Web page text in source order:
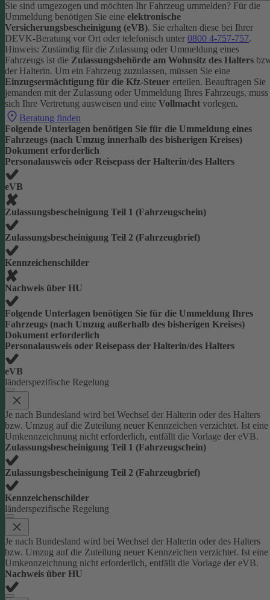
Sie sind umgezogen und möchten Ihr Fahrzeug ummelden? Für die
Ummeldung benötigen Sie eine elektronische
Versicherungsbescheinigung (eVB). Sie erhalten diese bei Ihrer
DEVK-Beratung vor Ort oder telefonisch unter 0800 4-757-757.
Hinweis: Zuständig für die Zulassung oder Ummeldung eines
Fahrzeugs ist die Zulassungsbehörde am Wohnsitz des Halters
der Halterin. Um ein Fahrzeug zuzulassen, müssen Sie eine
Einzugsermächtigung für die Kfz-Steuer erteilen. Beauftragen Sie
jemanden mit der Zulassung oder Ummeldung Ihres Fahrzeugs, muss
sich Ihre Vertretung ausweisen und eine Vollmacht vorlegen.
Beratung finden
Folgende Unterlagen benötigen Sie für die Ummeldung eines
Fahrzeugs (nach Umzug innerhalb des bisherigen Kreises)
Dokument erforderlich
Personalausweis oder Reisepass der Halterin/des Halters
eVB
Zulassungsbescheinigung Teil 1 (Fahrzeugschein)
Zulassungsbescheinigung Teil 2 (Fahrzeugbrief)
Kennzeichenschilder
Nachweis über HU
Folgende Unterlagen benötigen Sie für die Ummeldung Ihres
Fahrzeugs (nach Umzug außerhalb des bisherigen Kreises)
Dokument erforderlich
Personalausweis oder Reisepass der Halterin/des Halters
eVB
länderspezifische Regelung
Je nach Bundesland wird bei Wechsel der Halterin oder des Halters
bzw. Umzug auf die Zuteilung neuer Kennzeichen verzichtet. Ist eine
Umkennzeichnung nicht erforderlich, entfällt die Vorlage der eVB.
Zulassungsbescheinigung Teil 1 (Fahrzeugschein)
Zulassungsbescheinigung Teil 2 (Fahrzeugbrief)
Kennzeichenschilder
länderspezifische Regelung
Je nach Bundesland wird bei Wechsel der Halterin oder des Halters
bzw. Umzug auf die Zuteilung neuer Kennzeichen verzichtet. Ist eine
Umkennzeichnung nicht erforderlich, entfällt die Vorlage der eVB.
Nachweis über HU